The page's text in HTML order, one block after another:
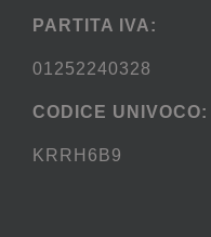
PARTITA IVA:
01252240328
CODICE UNIVOCO:
KRRH6B9